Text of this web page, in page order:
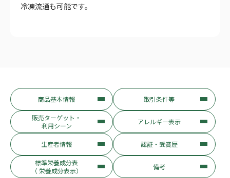
冷凍流通も可能です。
商品基本情報 取引条件等
販売ターゲット・
利用シーン
アレルギー表示
生産者情報 認証・受賞歴
標準栄養成分表
（ 栄養成分表示）
備考